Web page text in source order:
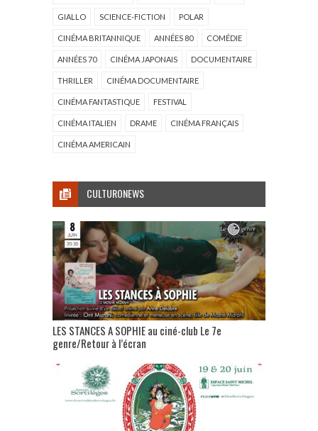
GIALLO SCIENCE-FICTION POLAR
CINÉMA BRITANNIQUE ANNÉES 80 COMÉDIE
ANNÉES 70 CINÉMA JAPONAIS DOCUMENTAIRE
THRILLER CINÉMA DOCUMENTAIRE
CINÉMA FANTASTIQUE FESTIVAL
CINÉMA ITALIEN DRAME CINÉMA FRANÇAIS
CINÉMA AMERICAIN
CULTURONEWS
LES STANCES A SOPHIE au ciné-club Le 7e
genre/Retour à l’écran